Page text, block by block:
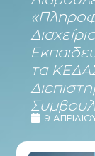
τα
9